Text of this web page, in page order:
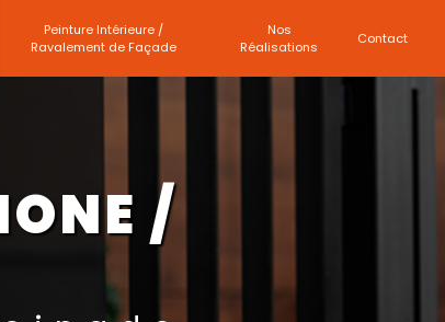
Peinture Intérieure /
Ravalement de Façade
Nos
Réalisations
Contact
/